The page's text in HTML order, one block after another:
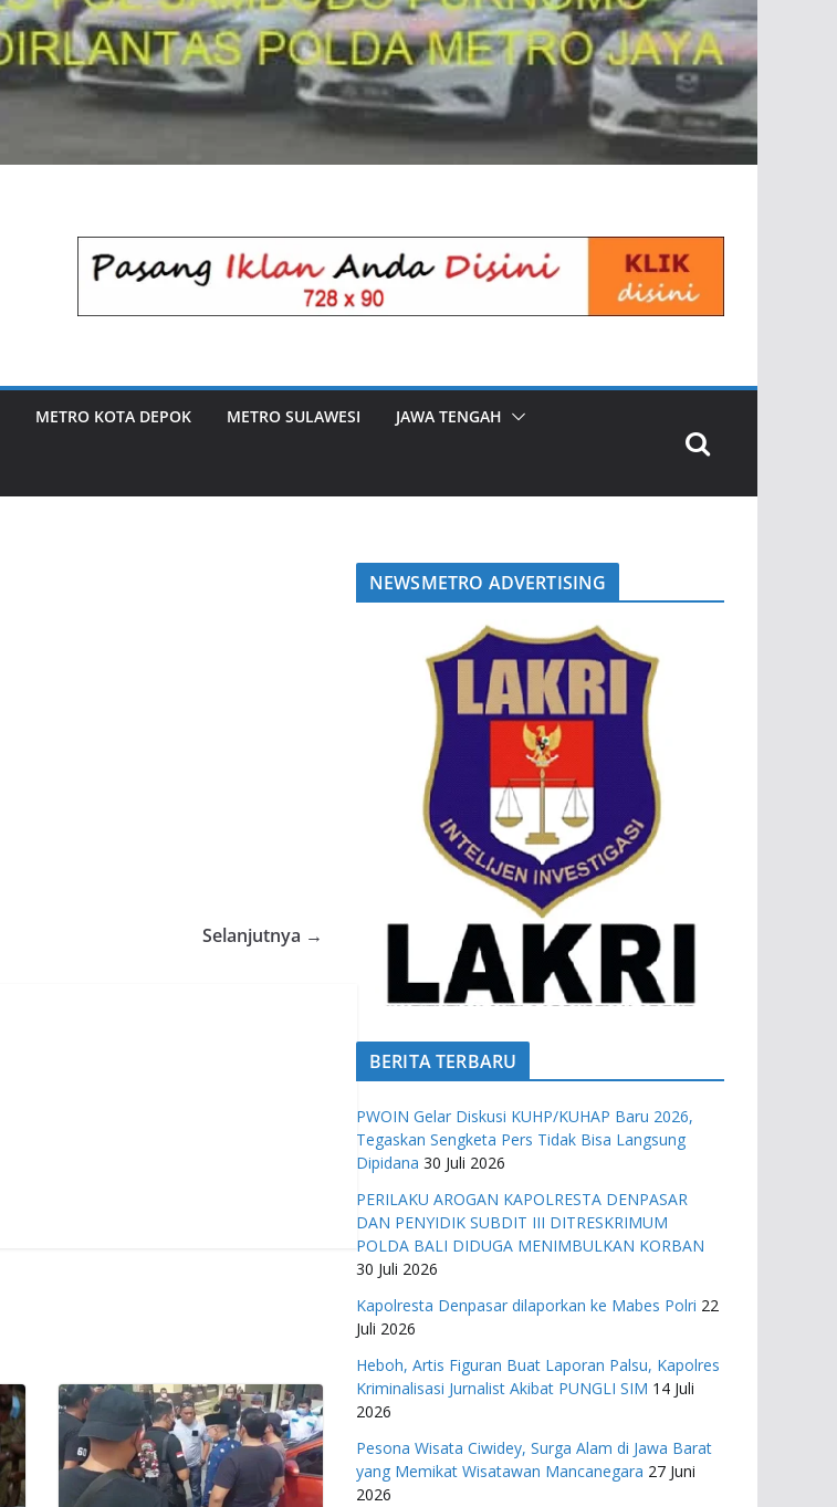
METRO KOTA DEPOK METRO SULAWESI JAWA TENGAH
Selanjutnya →
NEWSMETRO ADVERTISING
BERITA TERBARU
PWOIN Gelar Diskusi KUHP/KUHAP Baru 2026,
Tegaskan Sengketa Pers Tidak Bisa Langsung
Dipidana 30 Juli 2026
PERILAKU AROGAN KAPOLRESTA DENPASAR
DAN PENYIDIK SUBDIT III DITRESKRIMUM
POLDA BALI DIDUGA MENIMBULKAN KORBAN
30 Juli 2026
Kapolresta Denpasar dilaporkan ke Mabes Polri 22
Juli 2026
Heboh, Artis Figuran Buat Laporan Palsu, Kapolres
Kriminalisasi Jurnalist Akibat PUNGLI SIM 14 Juli
2026
Pesona Wisata Ciwidey, Surga Alam di Jawa Barat
yang Memikat Wisatawan Mancanegara 27 Juni
2026